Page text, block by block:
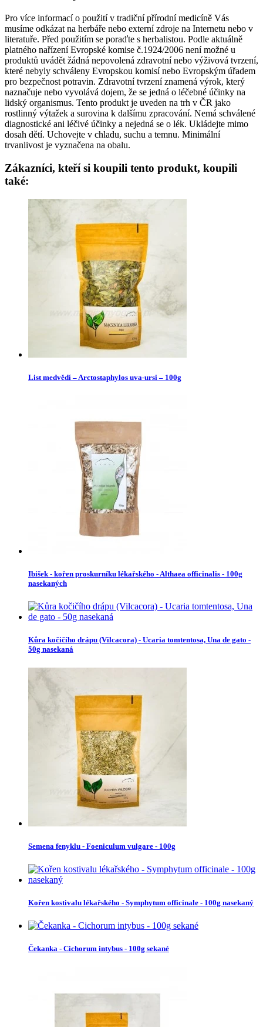
Pro více informací o použití v tradiční přírodní medicíně Vás
musíme odkázat na herbáře nebo externí zdroje na Internetu nebo v
literatuře. Před použitím se poraďte s herbalistou. Podle aktuálně
platného nařízení Evropské komise č.1924/2006 není možné u
produktů uvádět žádná nepovolená zdravotní nebo výživová tvrzení,
které nebyly schváleny Evropskou komisí nebo Evropským úřadem
pro bezpečnost potravin. Zdravotní tvrzení znamená výrok, který
naznačuje nebo vyvolává dojem, že se jedná o léčebné účinky na
lidský organismus. Tento produkt je uveden na trh v ČR jako
rostlinný výtažek a surovina k dalšímu zpracování. Nemá schválené
diagnostické ani léčivé účinky a nejedná se o lék. Ukládejte mimo
dosah dětí. Uchovejte v chladu, suchu a temnu. Minimální
trvanlivost je vyznačena na obalu.
Zákazníci, kteří si koupili tento produkt, koupili
také:
List medvědí – Arctostaphylos uva-ursi – 100g
Ibišek - kořen proskurníku lékařského - Althaea officinalis - 100g
nasekaných
Kůra kočičího drápu (Vilcacora) - Ucaria tomtentosa, Una de gato -
50g nasekaná
Semena fenyklu - Foeniculum vulgare - 100g
Kořen kostivalu lékařského - Symphytum officinale - 100g nasekaný
Čekanka - Cichorum intybus - 100g sekané